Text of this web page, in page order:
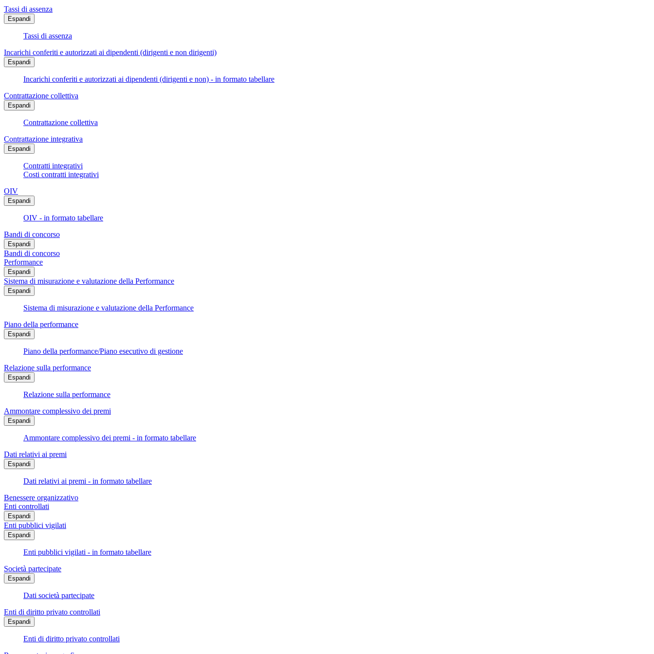
Tassi di assenza
Espandi
Tassi di assenza
Incarichi conferiti e autorizzati ai dipendenti (dirigenti e non dirigenti)
Espandi
Incarichi conferiti e autorizzati ai dipendenti (dirigenti e non) - in formato tabellare
Contrattazione collettiva
Espandi
Contrattazione collettiva
Contrattazione integrativa
Espandi
Contratti integrativi
Costi contratti integrativi
OIV
Espandi
OIV - in formato tabellare
Bandi di concorso
Espandi
Bandi di concorso
Performance
Espandi
Sistema di misurazione e valutazione della Performance
Espandi
Sistema di misurazione e valutazione della Performance
Piano della performance
Espandi
Piano della performance/Piano esecutivo di gestione
Relazione sulla performance
Espandi
Relazione sulla performance
Ammontare complessivo dei premi
Espandi
Ammontare complessivo dei premi - in formato tabellare
Dati relativi ai premi
Espandi
Dati relativi ai premi - in formato tabellare
Benessere organizzativo
Enti controllati
Espandi
Enti pubblici vigilati
Espandi
Enti pubblici vigilati - in formato tabellare
Società partecipate
Espandi
Dati società partecipate
Enti di diritto privato controllati
Espandi
Enti di diritto privato controllati